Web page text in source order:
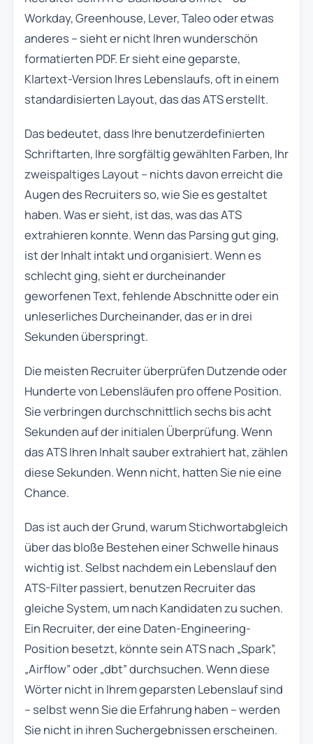
Workday, Greenhouse, Lever, Taleo oder etwas
anderes – sieht er nicht Ihren wunderschön
formatierten PDF. Er sieht eine geparste,
Klartext-Version Ihres Lebenslaufs, oft in einem
standardisierten Layout, das das ATS erstellt.
Das bedeutet, dass Ihre benutzerdefinierten
Schriftarten, Ihre sorgfältig gewählten Farben, Ihr
zweispaltiges Layout – nichts davon erreicht die
Augen des Recruiters so, wie Sie es gestaltet
haben. Was er sieht, ist das, was das ATS
extrahieren konnte. Wenn das Parsing gut ging,
ist der Inhalt intakt und organisiert. Wenn es
schlecht ging, sieht er durcheinander
geworfenen Text, fehlende Abschnitte oder ein
unleserliches Durcheinander, das er in drei
Sekunden überspringt.
Die meisten Recruiter überprüfen Dutzende oder
Hunderte von Lebensläufen pro offene Position.
Sie verbringen durchschnittlich sechs bis acht
Sekunden auf der initialen Überprüfung. Wenn
das ATS Ihren Inhalt sauber extrahiert hat, zählen
diese Sekunden. Wenn nicht, hatten Sie nie eine
Chance.
Das ist auch der Grund, warum Stichwortabgleich
über das bloße Bestehen einer Schwelle hinaus
wichtig ist. Selbst nachdem ein Lebenslauf den
ATS-Filter passiert, benutzen Recruiter das
gleiche System, um nach Kandidaten zu suchen.
Ein Recruiter, der eine Daten-Engineering-
Position besetzt, könnte sein ATS nach „Spark”,
„Airflow” oder „dbt” durchsuchen. Wenn diese
Wörter nicht in Ihrem geparsten Lebenslauf sind
– selbst wenn Sie die Erfahrung haben – werden
Sie nicht in ihren Suchergebnissen erscheinen.